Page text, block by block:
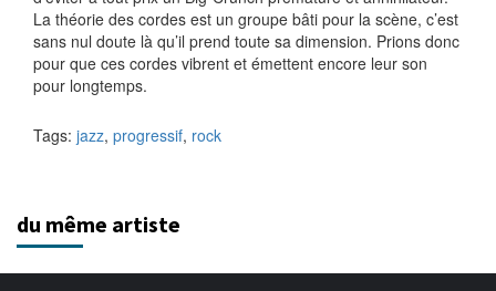
La théorie des cordes est un groupe bâti pour la scène, c’est
sans nul doute là qu’il prend toute sa dimension. Prions donc
pour que ces cordes vibrent et émettent encore leur son
pour longtemps.
Tags: jazz, progressif, rock
du même artiste